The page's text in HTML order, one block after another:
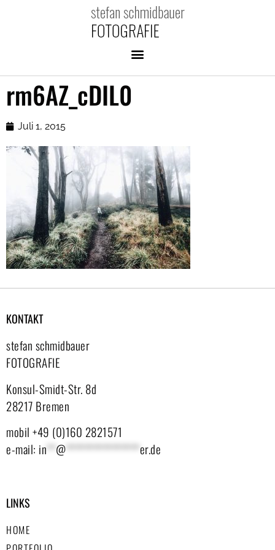
rm6AZ_cDIL0
Juli 1, 2015
KONTAKT
stefan schmidbauer
FOTOGRAFIE
Konsul-Smidt-Str. 8d
28217 Bremen
mobil +49 (0)160 2821571
e-mail: in**@****************er.de
LINKS
HOME